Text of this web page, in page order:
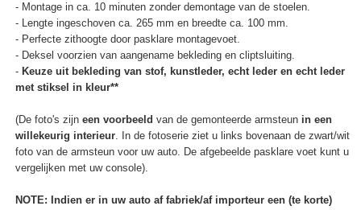
- Montage in ca. 10 minuten zonder demontage van de stoelen.
- Lengte ingeschoven ca. 265 mm en breedte ca. 100 mm.
- Perfecte zithoogte door pasklare montagevoet.
- Deksel voorzien van aangename bekleding en cliptsluiting.
- Keuze uit bekleding van stof, kunstleder, echt leder en echt leder
met stiksel in kleur**
(De foto's zijn een voorbeeld van de gemonteerde armsteun in een
willekeurig interieur. In de fotoserie ziet u links bovenaan de zwart/wit
foto van de armsteun voor uw auto. De afgebeelde pasklare voet kunt u
vergelijken met uw console).
NOTE: Indien er in uw auto af fabriek/af importeur een (te korte)